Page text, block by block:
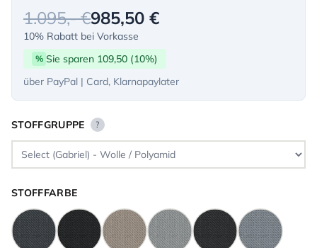
1.095,- €985,50 €
10% Rabatt bei Vorkasse
% Sie sparen 109,50 (10%)
über PayPal | Card, Klarnapaylater
STOFFGRUPPE ?
STOFFFARBE